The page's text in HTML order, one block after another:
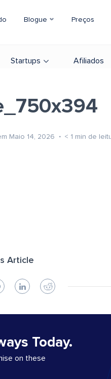
Blogue Preços
Startups Afiliados
Maio 14, 2026 < 1 min de
Article
Today.
on these